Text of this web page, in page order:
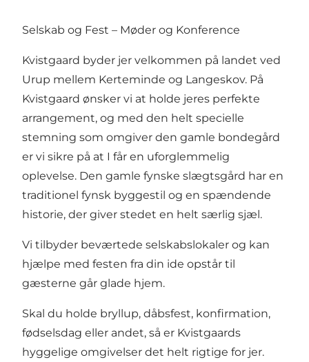
Selskab og Fest – Møder og Konference
Kvistgaard byder jer velkommen på landet ved
Urup mellem Kerteminde og Langeskov. På
Kvistgaard ønsker vi at holde jeres perfekte
arrangement, og med den helt specielle
stemning som omgiver den gamle bondegård
er vi sikre på at I får en uforglemmelig
oplevelse. Den gamle fynske slægtsgård har en
traditionel fynsk byggestil og en spændende
historie, der giver stedet en helt særlig sjæl.
Vi tilbyder beværtede selskabslokaler og kan
hjælpe med festen fra din ide opstår til
gæsterne går glade hjem.
Skal du holde bryllup, dåbsfest, konfirmation,
fødselsdag eller andet, så er Kvistgaards
hyggelige omgivelser det helt rigtige for jer.